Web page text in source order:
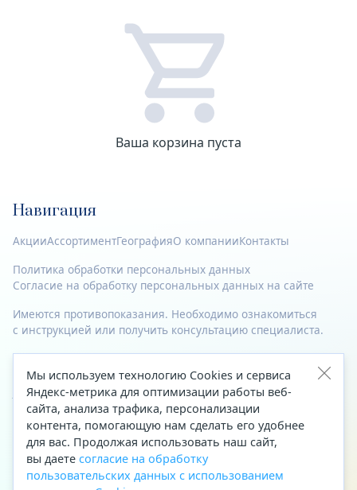
Ваша корзина пуста
Навигация
АкцииАссортиментГеографияО компанииКонтакты
Политика обработки персональных данных
Согласие на обработку персональных данных на сайте
Имеются противопоказания. Необходимо ознакомиться
с инструкцией или получить консультацию специалиста.
© 2023—2026 Все права защищены.
Адрес
Архангельск, ул. Папанина, д. 19 (вход в здание со стороны
автоцентра «Тойота»)
Приемная Генерального директора
Мы используем технологию Cookies и сервиса
Яндекс-метрика для оптимизации работы веб-
сайта, анализа трафика, персонализации
контента, помогающую нам сделать его удобнее
для вас. Продолжая использовать наш сайт,
вы даете согласие на обработку
пользовательских данных с использованием